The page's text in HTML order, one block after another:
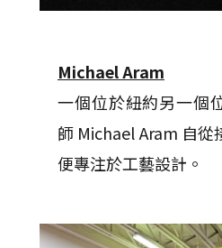
Michael Aram
一個位於紐約另一個
師 Michael Aram 自從
便專注於工藝設計。